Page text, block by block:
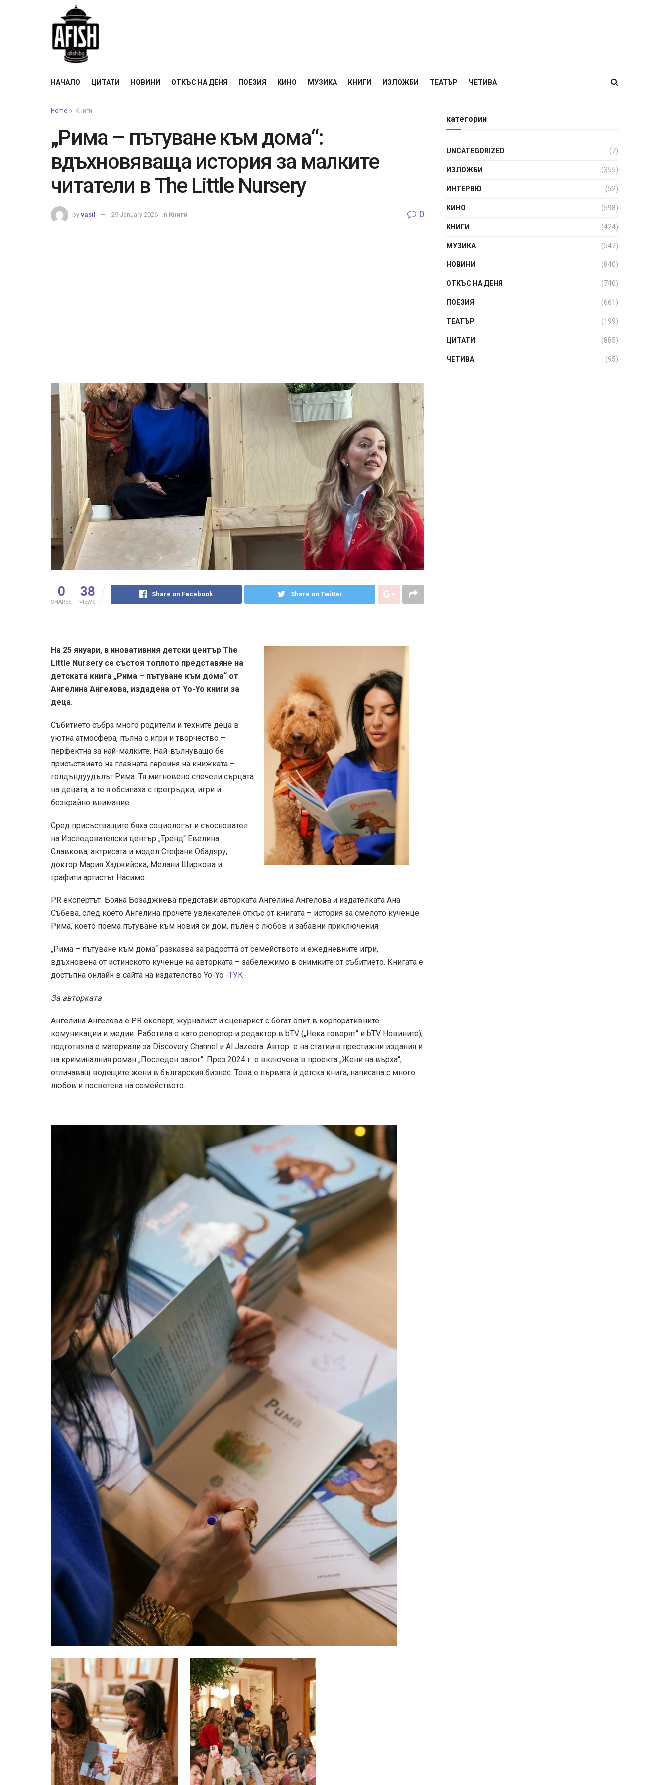
НАЧАЛО ЦИТАТИ НОВИНИ ОТКЪС НА ДЕНЯ ПОЕЗИЯ КИНО МУЗИКА КНИГИ ИЗЛОЖБИ ТЕАТЪР ЧЕТИВА
Home Книги
„Рима – пътуване към дома“:
вдъхновяваща история за малките
читатели в The Little Nursery
by vasil 29 January 2026 in Книги 0
0
SHARES
38
VIEWS
Share on Facebook Share on Twitter
На 25 януари, в иновативния детски център The
Little Nursery се състоя топлото представяне на
детската книга „Рима – пътуване към дома“ от
Ангелина Ангелова, издадена от Yo-Yo книги за
деца.
Събитието събра много родители и техните деца в
уютна атмосфера, пълна с игри и творчество –
перфектна за най-малките. Най-вълнуващо бе
присъствието на главната героиня на книжката –
голдъндуудълът Рима. Тя мигновено спечели сърцата
на децата, а те я обсипаха с прегръдки, игри и
безкрайно внимание.
Сред присъстващите бяха социологът и съосновател
на Изследователски център „Тренд“ Евелина
Славкова, актрисата и модел Стефани Обадяру,
доктор Мария Хаджийска, Мелани Ширкова и
графити артистът Насимо.
PR експертът Бояна Бозаджиева представи авторката Ангелина Ангелова и издателката Ана
Събева, след което Ангелина прочете увлекателен откъс от книгата – история за смелото кученце
Рима, което поема пътуване към новия си дом, пълен с любов и забавни приключения.
„Рима – пътуване към дома“ разказва за радостта от семейството и ежедневните игри,
вдъхновена от истинското кученце на авторката – забележимо в снимките от събитието. Книгата е
достъпна онлайн в сайта на издателство Yo-Yo -ТУК-
За авторката
Ангелина Ангелова е PR експерт, журналист и сценарист с богат опит в корпоративните
комуникации и медии. Работила е като репортер и редактор в bTV („Нека говорят“ и bTV Новините),
подготвяла е материали за Discovery Channel и Al Jazeera. Автор е на статии в престижни издания и
на криминалния роман „Последен залог“. През 2024 г. е включена в проекта „Жени на върха“,
отличаващ водещите жени в българския бизнес. Това е първата ѝ детска книга, написана с много
любов и посветена на семейството.
категории
UNCATEGORIZED (7)
ИЗЛОЖБИ (355)
ИНТЕРВЮ (52)
КИНО (598)
КНИГИ (424)
МУЗИКА (547)
НОВИНИ (840)
ОТКЪС НА ДЕНЯ (740)
ПОЕЗИЯ (661)
ТЕАТЪР (199)
ЦИТАТИ (885)
ЧЕТИВА (95)